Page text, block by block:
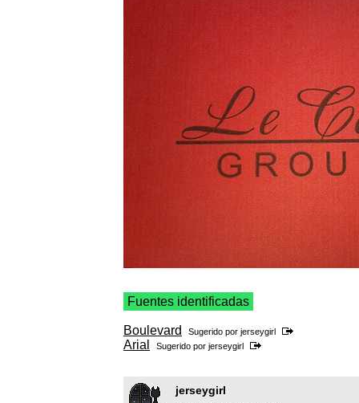
Fuentes identificadas
Boulevard Sugerido por jerseygirl
Arial Sugerido por jerseygirl
jerseygirl